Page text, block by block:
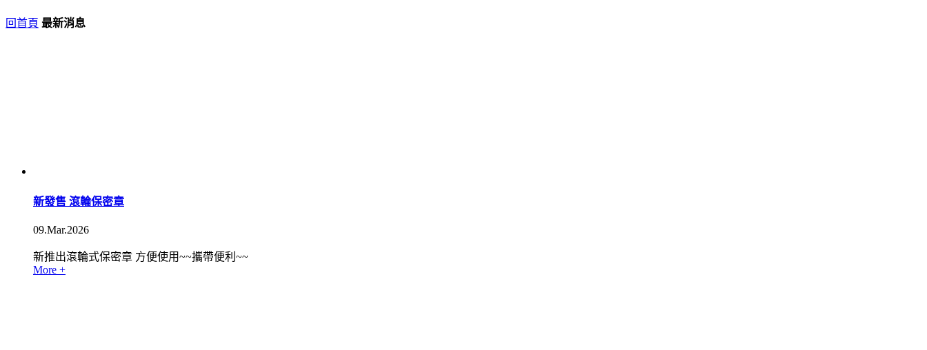
回首頁 最新消息
新發售 滾輪保密章
09.Mar.2026
新推出滾輪式保密章 方便使用~~攜帶便利~~
More +